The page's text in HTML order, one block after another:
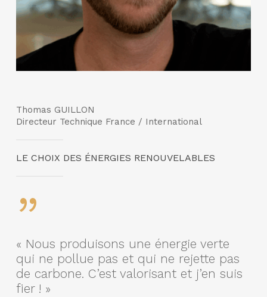
Thomas GUILLON
Directeur Technique France / International
LE CHOIX DES ÉNERGIES RENOUVELABLES
”
« Nous produisons une énergie verte
qui ne pollue pas et qui ne rejette pas
de carbone. C’est valorisant et j’en suis
fier ! »